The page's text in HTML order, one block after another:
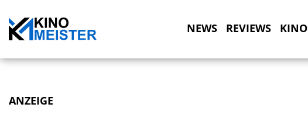
NEWS REVIEWS KINO
ANZEIGE